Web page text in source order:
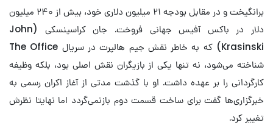
برانگیخت و در مقابل بودجه ۲۱ میلیون دلاری خود، بیش از ۲۴۰ میلیون
دلار در باکس آفیس جهانی فروخت. جان کراسینسکی (John
Krasinski) که به خاطر نقش جیم هالپرت در سریال The Office
شناخته می‌شود، نه تنها یکی از بازیگران نقش اصلی بود، بلکه وظیفه
کارگردانی را بر عهده داشت. او با گذشت مدتی از آغاز اکران رسمی به
خبرگزاری‌ها گفت برای ساخت قسمت دوم بازنمی‌گردد اما نهایتا نظرش
تغییر کرد.